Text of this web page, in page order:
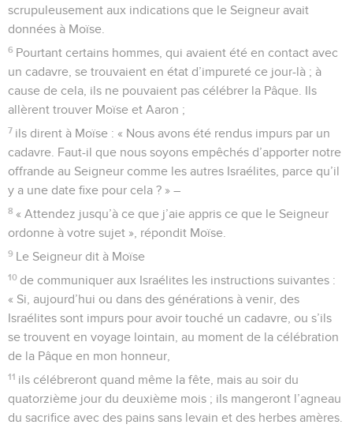
scrupuleusement aux indications que le Seigneur avait
données à Moïse.
6 Pourtant certains hommes, qui avaient été en contact avec
un cadavre, se trouvaient en état d’impureté ce jour-là ; à
cause de cela, ils ne pouvaient pas célébrer la Pâque. Ils
allèrent trouver Moïse et Aaron ;
7 ils dirent à Moïse : « Nous avons été rendus impurs par un
cadavre. Faut-il que nous soyons empêchés d’apporter notre
offrande au Seigneur comme les autres Israélites, parce qu’il
y a une date fixe pour cela ? » –
8 « Attendez jusqu’à ce que j’aie appris ce que le Seigneur
ordonne à votre sujet », répondit Moïse.
9 Le Seigneur dit à Moïse
10 de communiquer aux Israélites les instructions suivantes :
« Si, aujourd’hui ou dans des générations à venir, des
Israélites sont impurs pour avoir touché un cadavre, ou s’ils
se trouvent en voyage lointain, au moment de la célébration
de la Pâque en mon honneur,
11 ils célébreront quand même la fête, mais au soir du
quatorzième jour du deuxième mois ; ils mangeront l’agneau
du sacrifice avec des pains sans levain et des herbes amères.